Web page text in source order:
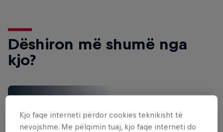
Dëshiron më shumë nga
kjo?
Welcome to the Surf Hub, where you will find a rip-
roaring collection of surf films, shows and …
Kjo faqe interneti përdor cookies teknikisht të
nevojshme. Me pëlqimin tuaj, kjo faqe interneti do